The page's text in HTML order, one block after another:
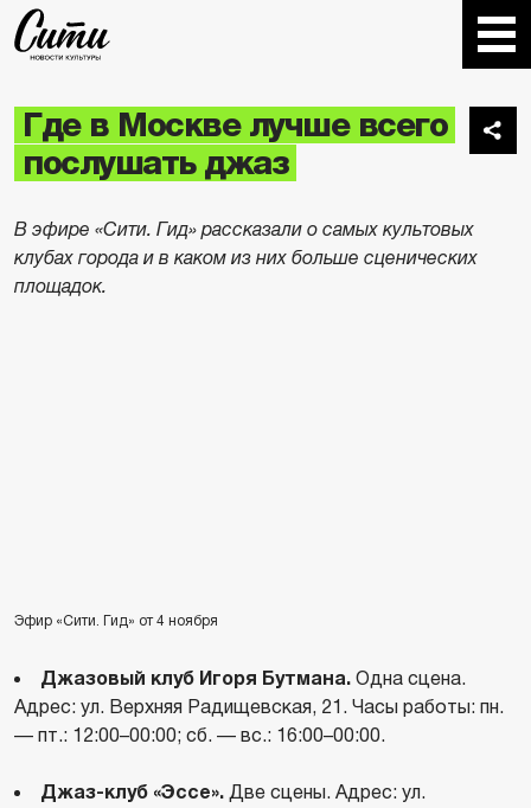
Где в Москве лучше всего
послушать джаз
В эфире «Сити. Гид» рассказали о самых культовых
клубах города и в каком из них больше сценических
площадок.
Эфир «Сити. Гид» от 4 ноября
Джазовый клуб Игоря Бутмана. Одна сцена.
Адрес: ул. Верхняя Радищевская, 21. Часы работы: пн.
— пт.: 12:00–00:00; сб. — вс.: 16:00–00:00.
Джаз-клуб «Эссе». Две сцены. Адрес: ул.